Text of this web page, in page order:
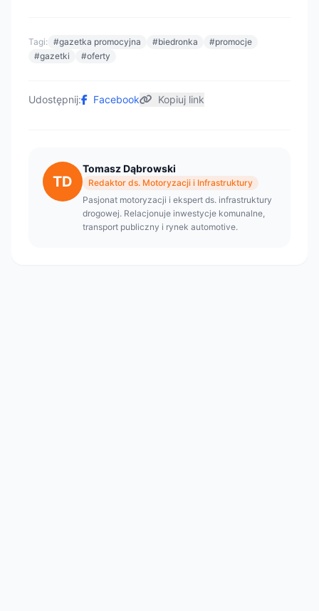
Tagi: #gazetka promocyjna #biedronka
#promocje
#gazetki
#oferty
Udostępnij: Facebook Kopiuj link
TD
Tomasz Dąbrowski
Redaktor ds. Motoryzacji i Infrastruktury
Pasjonat motoryzacji i ekspert ds. infrastruktury
drogowej. Relacjonuje inwestycje komunalne,
transport publiczny i rynek automotive.